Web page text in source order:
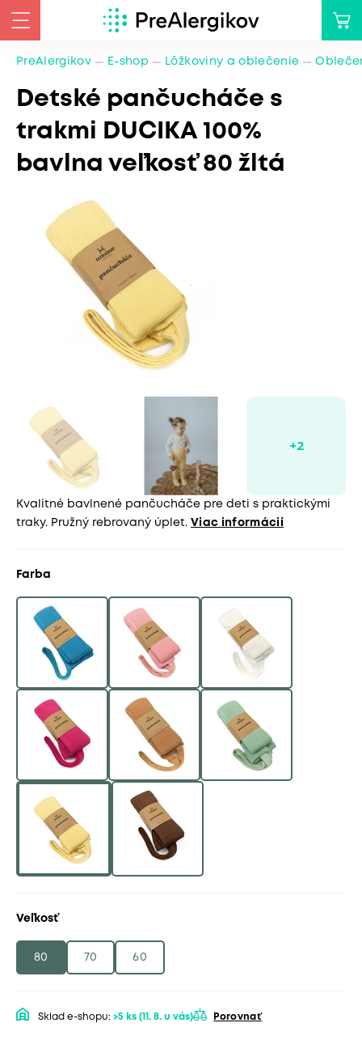
PreAlergikov E-shop Lôžkoviny a oblečenie
Detské pančucháče s
trakmi DUCIKA 100%
bavlna veľkosť 80 žltá
Kvalitné bavlnené pančucháče pre deti s praktickými
traky. Pružný rebrovaný úplet. Viac informácií
Farba
Veľkosť
80 70 60
Sklad e-shopu: >5 ks (11. 8. u vás) Porovnať